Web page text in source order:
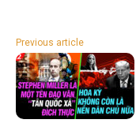
Previous article